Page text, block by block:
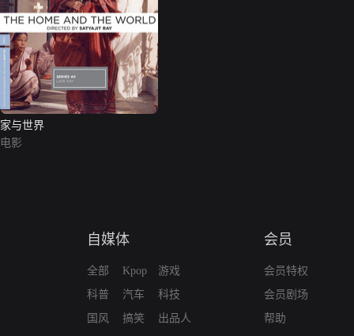
家与世界
电影
自媒体
全部
科普
国风
Kpop
汽车
搞笑
游戏
科技
出品人
会员
会员特权
会员剧场
帮助